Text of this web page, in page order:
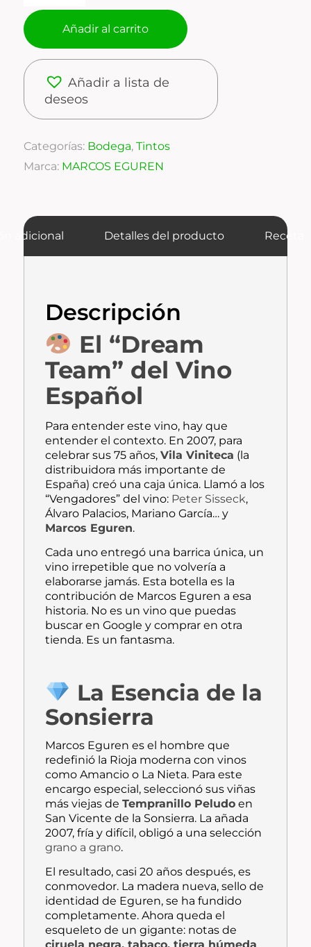
Añadir al carrito
Añadir a lista de
deseos
Categorías: Bodega, Tintos
Marca: MARCOS EGUREN
adicional Detalles del producto Receta
Descripción
El “Dream
Team” del Vino
Español
Para entender este vino, hay que
entender el contexto. En 2007, para
celebrar sus 75 años,Vila Viniteca (la
distribuidora más importante de
España) creó una caja única. Llamó a los
“Vengadores” del vino: Peter Sisseck,
Álvaro Palacios, Mariano García… y
Marcos Eguren.
Cada uno entregó una barrica única, un
vino irrepetible que no volvería a
elaborarse jamás. Esta botella es la
contribución de Marcos Eguren a esa
historia. No es un vino que puedas
buscar en Google y comprar en otra
tienda. Es un fantasma.
La Esencia de la
Sonsierra
Marcos Eguren es el hombre que
redefinió la Rioja moderna con vinos
comoAmancio o La Nieta. Para este
encargo especial, seleccionó sus viñas
más viejas deTempranillo Peludo en
San Vicente de la Sonsierra. La añada
2007, fría y difícil, obligó a una selección
grano a grano.
El resultado, casi 20 años después, es
conmovedor. La madera nueva, sello de
identidad de Eguren, se ha fundido
completamente. Ahora queda el
esqueleto de un gigante: notas de